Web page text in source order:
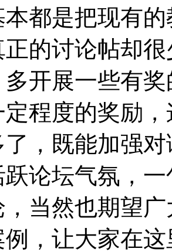
都是把现有
正的讨论帖却
多开展一些有
程度的奖励
，既能加强
跃论坛气氛，
当然也期望
，让大家在